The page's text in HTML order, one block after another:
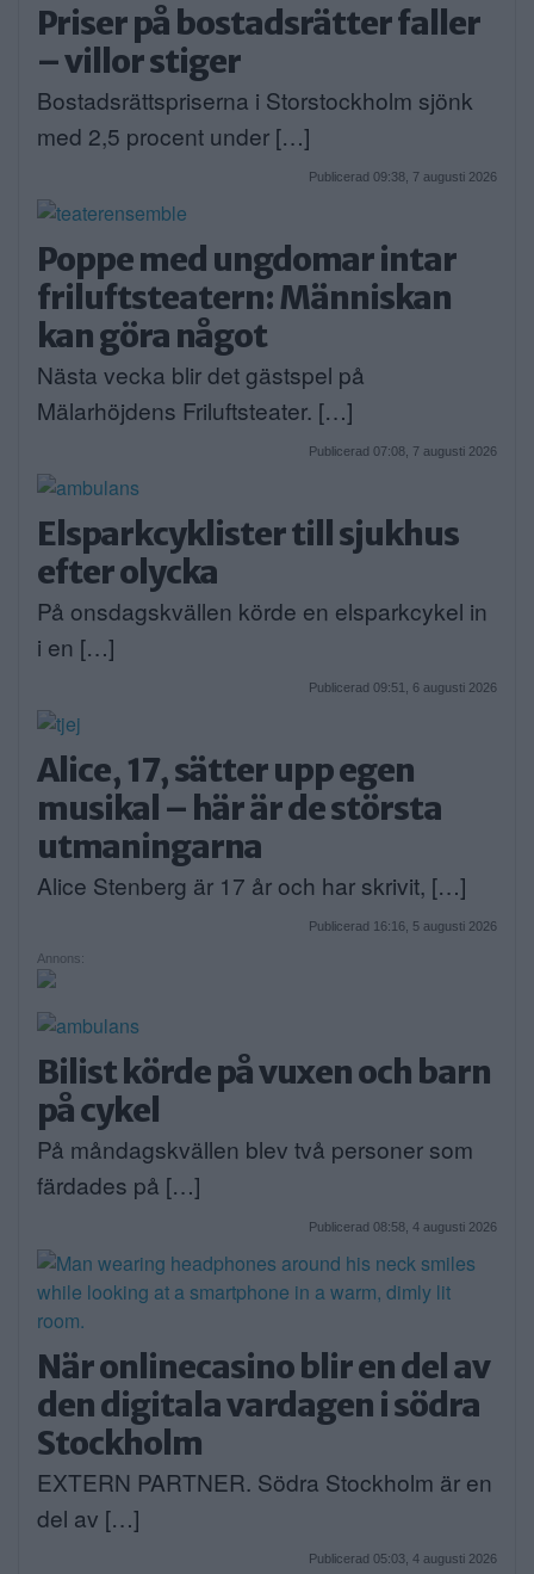
Priser på bostadsrätter faller
– villor stiger
Bostadsrättspriserna i Storstockholm sjönk
med 2,5 procent under […]
Publicerad 09:38, 7 augusti 2026
Poppe med ungdomar intar
friluftsteatern: Människan
kan göra något
Nästa vecka blir det gästspel på
Mälarhöjdens Friluftsteater. […]
Publicerad 07:08, 7 augusti 2026
Elsparkcyklister till sjukhus
efter olycka
På onsdagskvällen körde en elsparkcykel in
i en […]
Publicerad 09:51, 6 augusti 2026
Alice, 17, sätter upp egen
musikal – här är de största
utmaningarna
Alice Stenberg är 17 år och har skrivit, […]
Publicerad 16:16, 5 augusti 2026
Annons:
Bilist körde på vuxen och barn
på cykel
På måndagskvällen blev två personer som
färdades på […]
Publicerad 08:58, 4 augusti 2026
När onlinecasino blir en del av
den digitala vardagen i södra
Stockholm
EXTERN PARTNER. Södra Stockholm är en
del av […]
Publicerad 05:03, 4 augusti 2026